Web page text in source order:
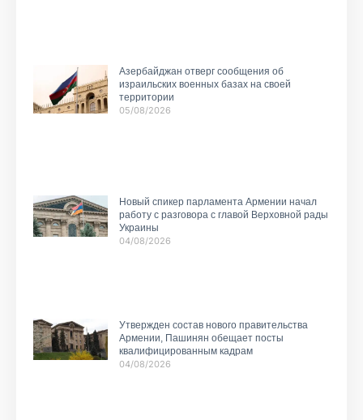
Азербайджан отверг сообщения об
израильских военных базах на своей
территории
05/08/2026
Новый спикер парламента Армении начал
работу с разговора с главой Верховной рады
Украины
04/08/2026
Утвержден состав нового правительства
Армении, Пашинян обещает посты
квалифицированным кадрам
04/08/2026